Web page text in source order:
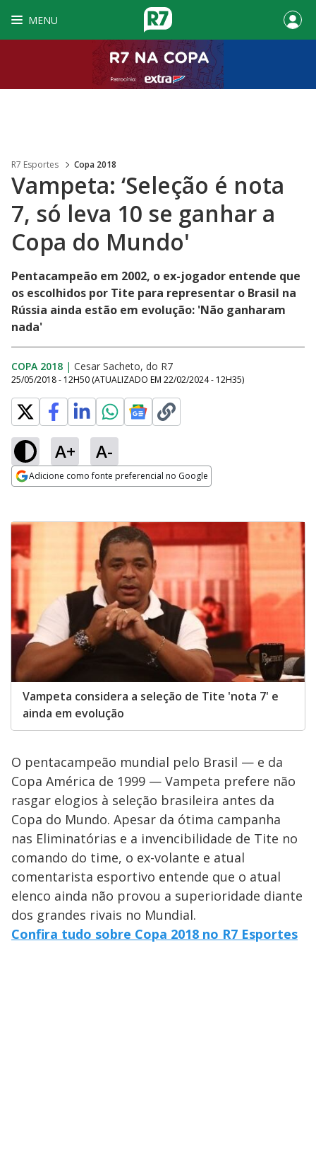
MENU
R7 Esportes Copa 2018
Vampeta: ‘Seleção é nota
7, só leva 10 se ganhar a
Copa do Mundo'
Pentacampeão em 2002, o ex-jogador entende que
os escolhidos por Tite para representar o Brasil na
Rússia ainda estão em evolução: 'Não ganharam
nada'
COPA 2018 | Cesar Sacheto, do R7
25/05/2018 - 12H50 (ATUALIZADO EM 22/02/2024 - 12H35)
A+ A-
Adicione como fonte preferencial no Google
Vampeta considera a seleção de Tite 'nota 7' e
ainda em evolução
O pentacampeão mundial pelo Brasil — e da
Copa América de 1999 — Vampeta prefere não
rasgar elogios à seleção brasileira antes da
Copa do Mundo. Apesar da ótima campanha
nas Eliminatórias e a invencibilidade de Tite no
comando do time, o ex-volante e atual
comentarista esportivo entende que o atual
elenco ainda não provou a superioridade diante
dos grandes rivais no Mundial.
Confira tudo sobre Copa 2018 no R7 Esportes